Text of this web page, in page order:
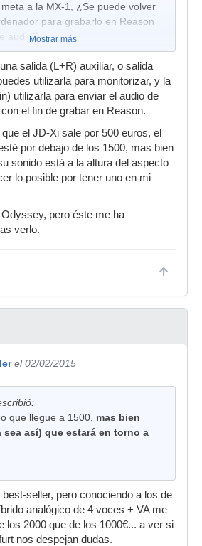
a la MX-1, ¿Se puede volver
para grabarlo en Reason
audio?Mostrar más
salida (L+R) auxiliar, o salida
utilizarla para monitorizar, y la
utilizarla para enviar el audio de
el fin de grabar en Reason.
el JD-Xi sale por 500 euros, el
por debajo de los 1500, mas bien
sonido está a la altura del aspecto
lo posible por tener uno en mi
pero éste me ha
verlo.
el 02/02/2015
que llegue a 1500, mas bien
sea así) que estará en torno a
seller, pero conociendo a los de
analógico de 4 voces + VA me
los 2000 que de los 1000€... a ver si
nos despejan dudas.